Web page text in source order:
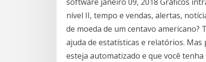
nível II, tempo e vendas, alertas,
de moeda de um centavo americano?
ajuda de estatísticas e relatórios.
esteja automatizado e que você